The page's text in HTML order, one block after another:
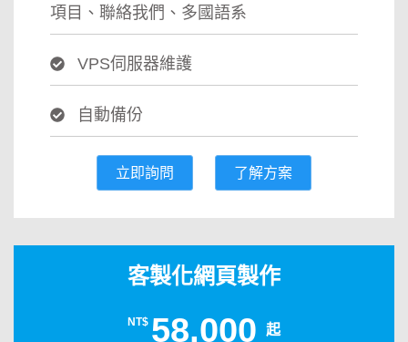
項目、聯絡我們、多國語系
VPS伺服器維護
自動備份
立即詢問 了解方案
客製化網頁製作
NT$ 58,000 起